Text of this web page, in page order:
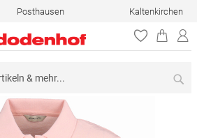
Posthausen Kaltenkirchen